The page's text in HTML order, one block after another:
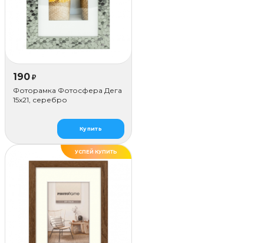
190 ₽
Фоторамка Фотосфера Дега
15x21, серебро
Купить
УСПЕЙ КУПИТЬ